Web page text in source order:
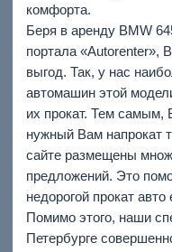
комфорта.
Беря в аренду BMW
портала «Autorenter»,
выгод. Так, у нас
автомашин этой
их прокат. Тем самым,
нужный Вам напрокат
сайте размещены
предложений. Это
недорогой прокат
Помимо этого, наши
Петербурге